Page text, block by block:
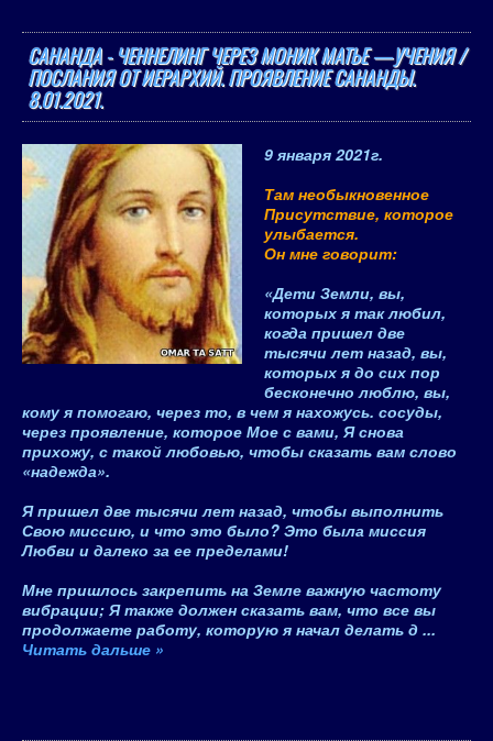
САНАНДА - ЧЕННЕЛИНГ ЧЕРЕЗ МОНИК МАТЬЕ —УЧЕНИЯ /
ПОСЛАНИЯ ОТ ИЕРАРХИЙ. ПРОЯВЛЕНИЕ САНАНДЫ.
8.01.2021.
9 января 2021г.
Там необыкновенное
Присутствие, которое
улыбается.
Он мне говорит:
«Дети Земли, вы,
которых я так любил,
когда пришел две
тысячи лет назад, вы,
которых я до сих пор
бесконечно люблю, вы,
кому я помогаю, через то, в чем я нахожусь. сосуды,
через проявление, которое Мое с вами, Я снова
прихожу, с такой любовью, чтобы сказать вам слово
«надежда».
Я пришел две тысячи лет назад, чтобы выполнить
Свою миссию, и что это было? Это была миссия
Любви и далеко за ее пределами!
Мне пришлось закрепить на Земле важную частоту
вибрации; Я также должен сказать вам, что все вы
продолжаете работу, которую я начал делать д ...
Читать дальше »